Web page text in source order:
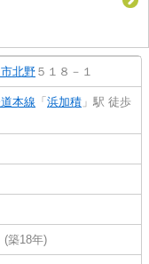
北野 ５１８－１
本線 「 浜加積 」駅 徒歩
(築18年)